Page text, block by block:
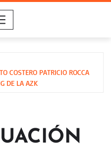
COSTERO PATRICIO ROCCA
DE LA AZK